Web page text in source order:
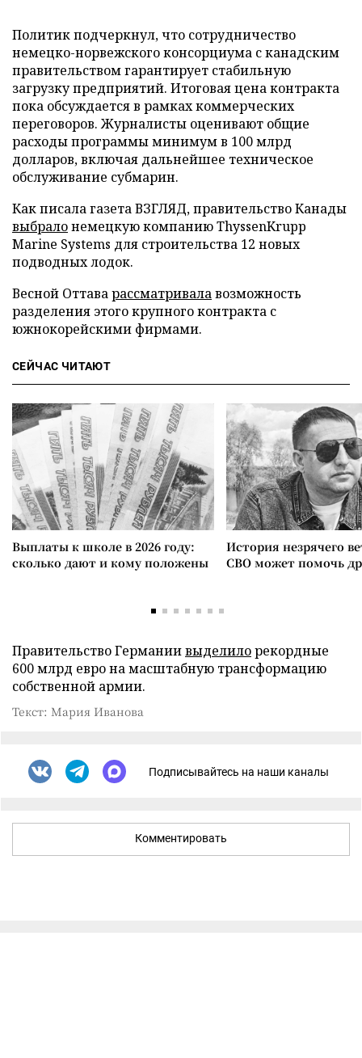
Политик подчеркнул, что сотрудничество
немецко-норвежского консорциума с канадским
правительством гарантирует стабильную
загрузку предприятий. Итоговая цена контракта
пока обсуждается в рамках коммерческих
переговоров. Журналисты оценивают общие
расходы программы минимум в 100 млрд
долларов, включая дальнейшее техническое
обслуживание субмарин.
Как писала газета ВЗГЛЯД, правительство Канады
выбралонемецкую компанию ThyssenKrupp
Marine Systems для строительства 12 новых
подводных лодок.
Весной Оттаварассматривалавозможность
разделения этого крупного контракта с
южнокорейскими фирмами.
СЕЙЧАС ЧИТАЮТ
Выплаты к школе в 2026 году:
сколько дают и кому положены
История незрячего
СВО может помочь
Правительство Германиивыделилорекордные
600 млрд евро на масштабную трансформацию
собственной армии.
Текст: Мария Иванова
Подписывайтесь на наши каналы
Комментировать